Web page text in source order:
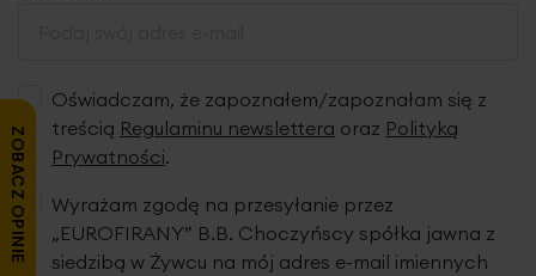
Oświadczam, że zapoznałem/zapoznałam się z
treścią Regulaminu newslettera oraz Polityką
Prywatności.
Wyrażam zgodę na przesyłanie przez
„EUROFIRANY” B.B. Choczyńscy spółka jawna z
siedzibą w Żywcu na mój adres e-mail imiennych
ZOBACZ OPINIE